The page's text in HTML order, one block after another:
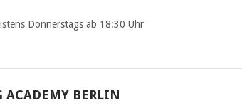
Donnerstags ab 18:30 Uhr
ACADEMY BERLIN